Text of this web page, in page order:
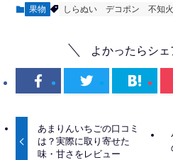
果物 しらぬい デコポン 不知火
よかったらシェ
あまりんいちごの口コミ
は？実際に取り寄せた
味・甘さをレビュー